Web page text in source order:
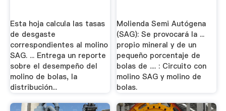
Esta hoja calcula las tasas
de desgaste
correspondientes al molino
SAG. ... Entrega un reporte
sobre el desempeño del
molino de bolas, la
distribución...
Molienda Semi Autógena
(SAG): Se provocará la ...
propio mineral y de un
pequeño porcentaje de
bolas de .... : Circuito con
molino SAG y molino de
bolas.